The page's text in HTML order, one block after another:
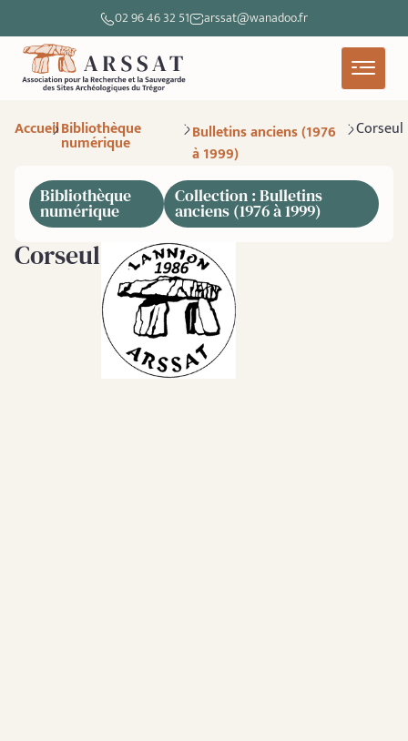
02 96 46 32 51 arssat@wanadoo.fr
AccueilBibliothèque
numérique
Bulletins anciens (1976
à 1999)
Corseul
Bibliothèque
numérique
Collection : Bulletins
anciens (1976 à 1999)
Corseul